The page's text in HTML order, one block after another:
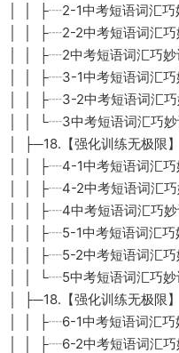
│ │ ├┈2-1中考短语词汇巧
│ │ ├┈2-2中考短语词汇巧
│ │ ├┈2中考短语词汇巧
│ │ ├┈3-1中考短语词汇巧
│ │ ├┈3-2中考短语词汇
│ │ └┈3中考短语词汇巧
│ ├─18.【强化训练无极限
│ │ ├┈4-1中考短语词汇巧
│ │ ├┈4-2中考短语词汇
│ │ ├┈4中考短语词汇巧
│ │ ├┈5-1中考短语词汇巧
│ │ ├┈5-2中考短语词汇巧
│ │ └┈5中考短语词汇巧
│ ├─18.【强化训练无极限
│ │ ├┈6-1中考短语词汇巧
│ │ ├┈6-2中考短语词汇巧